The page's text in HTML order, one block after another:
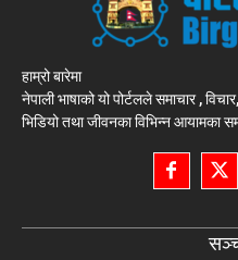
हाम्रो बारेमा
नेपाली भाषाको यो पोर्टलले समाचार ,
भिडियो तथा जीवनका विभिन्न आयामका